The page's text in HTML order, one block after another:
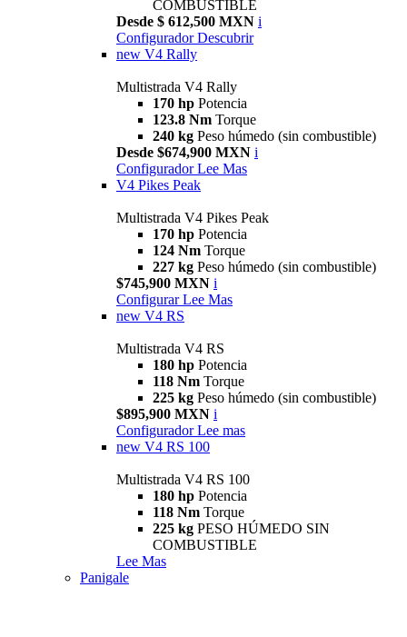
COMBUSTIBLE
Desde $ 612,500 MXN i
Configurador Descubrir
new V4 Rally
Multistrada V4 Rally
170 hp Potencia
123.8 Nm Torque
240 kg Peso húmedo (sin combustible)
Desde $674,900 MXN i
Configurador Lee Mas
V4 Pikes Peak
Multistrada V4 Pikes Peak
170 hp Potencia
124 Nm Torque
227 kg Peso húmedo (sin combustible)
$745,900 MXN i
Configurar Lee Mas
new V4 RS
Multistrada V4 RS
180 hp Potencia
118 Nm Torque
225 kg Peso húmedo (sin combustible)
$895,900 MXN i
Configurador Lee mas
new V4 RS 100
Multistrada V4 RS 100
180 hp Potencia
118 Nm Torque
225 kg PESO HÚMEDO SIN
COMBUSTIBLE
Lee Mas
Panigale